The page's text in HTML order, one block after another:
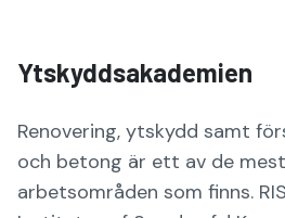
Ytskyddsakademien
Renovering, ytskydd samt
och betong är ett av de
arbetsområden som finns.